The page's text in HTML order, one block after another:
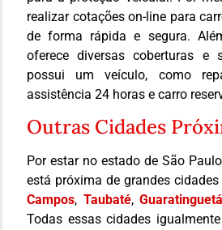
realizar cotações on-line para
de forma rápida e segura.
oferece diversas coberturas e
possui um veículo, como
assistência 24 horas e carro
Outras Cidades
Por estar no estado de São
está próxima de grandes
Campos, Taubaté,Guaratinguetá
Todas essas cidades